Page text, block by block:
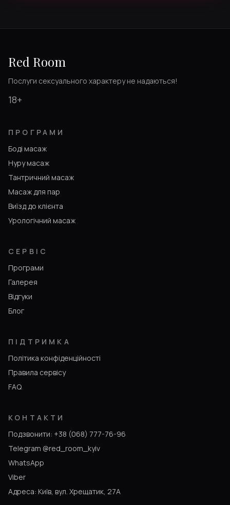
Red Room
Послуги сексуального характеру не надаються!
18+
ПРОГРАМИ
Боді масаж
Нуру масаж
Тантричний масаж
Масаж для пар
Виїзд до клієнта
Урологічний масаж
СЕРВІС
Програми
Галерея
Відгуки
Блог
ПІДТРИМКА
Політика конфіденційності
Правила сервісу
FAQ
КОНТАКТИ
Подзвонити: +38 (068) 777-76-96
Telegram @red_room_kyiv
WhatsApp
Viber
Адреса: Київ, вул. Хрещатик, 27А